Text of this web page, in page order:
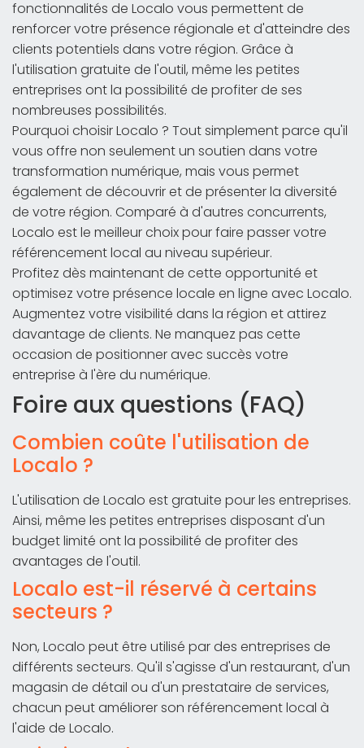
fonctionnalités de Localo vous permettent de
renforcer votre présence régionale et d'atteindre des
clients potentiels dans votre région. Grâce à
l'utilisation gratuite de l'outil, même les petites
entreprises ont la possibilité de profiter de ses
nombreuses possibilités.
Pourquoi choisir Localo ? Tout simplement parce qu'il
vous offre non seulement un soutien dans votre
transformation numérique, mais vous permet
également de découvrir et de présenter la diversité
de votre région. Comparé à d'autres concurrents,
Localo est le meilleur choix pour faire passer votre
référencement local au niveau supérieur.
Profitez dès maintenant de cette opportunité et
optimisez votre présence locale en ligne avec Localo.
Augmentez votre visibilité dans la région et attirez
davantage de clients. Ne manquez pas cette
occasion de positionner avec succès votre
entreprise à l'ère du numérique.
Foire aux questions (FAQ)
Combien coûte l'utilisation de
Localo ?
L'utilisation de Localo est gratuite pour les entreprises.
Ainsi, même les petites entreprises disposant d'un
budget limité ont la possibilité de profiter des
avantages de l'outil.
Localo est-il réservé à certains
secteurs ?
Non, Localo peut être utilisé par des entreprises de
différents secteurs. Qu'il s'agisse d'un restaurant, d'un
magasin de détail ou d'un prestataire de services,
chacun peut améliorer son référencement local à
l'aide de Localo.